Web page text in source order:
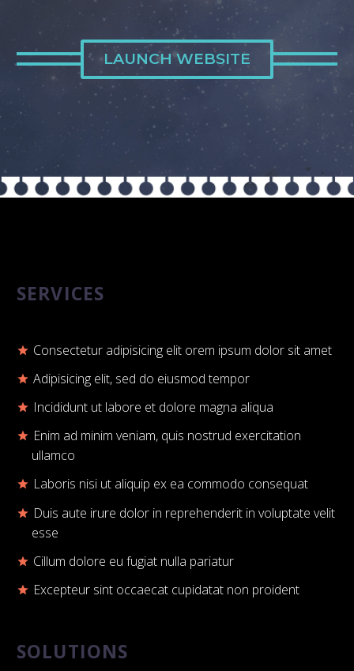
LAUNCH WEBSITE
SERVICES
Consectetur adipisicing elit orem ipsum dolor sit amet
Adipisicing elit, sed do eiusmod tempor
Incididunt ut labore et dolore magna aliqua
Enim ad minim veniam, quis nostrud exercitation
ullamco
Laboris nisi ut aliquip ex ea commodo consequat
Duis aute irure dolor in reprehenderit in voluptate velit
esse
Cillum dolore eu fugiat nulla pariatur
Excepteur sint occaecat cupidatat non proident
SOLUTIONS